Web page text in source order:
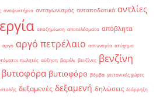
αναψυκτήρια ανταγωνισμός ανταποδοτικά αντλίες
αποζημίωση αποτελέσματα απόβλητα
αργό αργό πετρέλαιο αστυνομία ατύχημα
πωλητές αύξηση βαρέλι βενζίνες βενζίνη
βυτιοφόρα βυτιοφόρο βόμβα γειτονικές χώρες
δεξαμενές δεξαμενή δηλώσεις διάρρηξη